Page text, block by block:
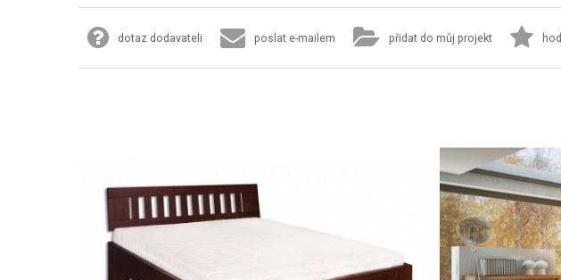
dotaz dodavateli poslat e-mailem přidat do můj projekt